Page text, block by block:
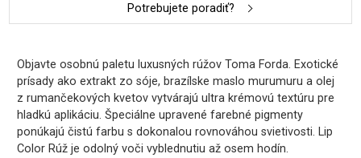
Potrebujete poradiť?
Objavte osobnú paletu luxusných rúžov Toma Forda. Exotické
prísady ako extrakt zo sóje, brazílske maslo murumuru a olej
z rumančekových kvetov vytvárajú ultra krémovú textúru pre
hladkú aplikáciu. Špeciálne upravené farebné pigmenty
ponúkajú čistú farbu s dokonalou rovnováhou svietivosti. Lip
Color Rúž je odolný voči vyblednutiu až osem hodín.